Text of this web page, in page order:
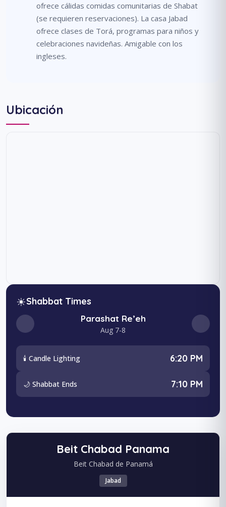
ofrece cálidas comidas comunitarias de Shabat
(se requieren reservaciones). La casa Jabad
ofrece clases de Torá, programas para niños y
celebraciones navideñas. Amigable con los
ingleses.
Ubicación
☀Shabbat Times
Parashat Re’eh
Aug 7-8
🕯️ Candle Lighting 6:20 PM
🌙 Shabbat Ends 7:10 PM
Beit Chabad Panama
Beit Chabad de Panamá
Jabad